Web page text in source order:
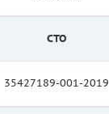
СТО
35427189-001-2019